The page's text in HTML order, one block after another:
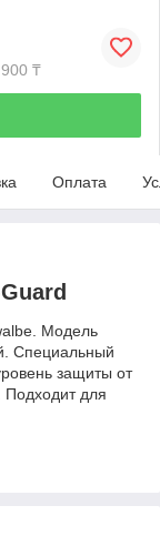
₸
Оплата
Модель
Специальный
защиты от
Подходит для